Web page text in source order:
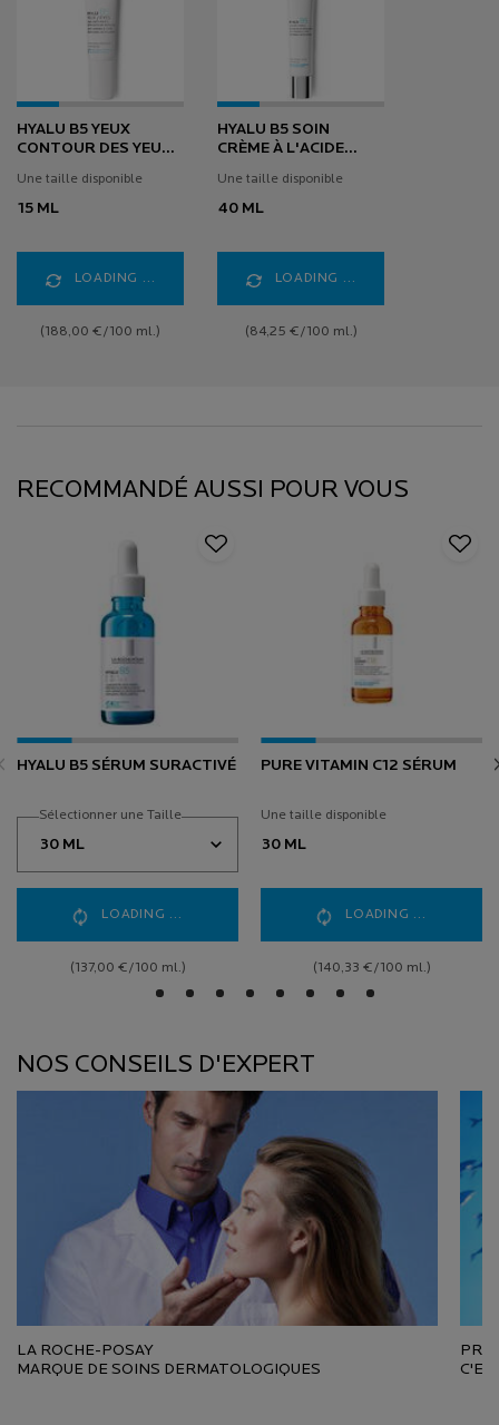
HYALU B5 YEUX
CONTOUR DES YEUX
Une taille disponible
15 ML
LOADING ...
(188,00 €/100 ml.)
HYALU B5 SOIN
CRÈME À L'ACIDE
Une taille disponible
40 ML
LOADING ...
(84,25 €/100 ml.)
RECOMMANDÉ AUSSI POUR VOUS
HYALU B5 SÉRUM SURACTIVÉ
Sélectionner une Taille
LOADING ...
(137,00 €/100 ml.)
PURE VITAMIN C12 SÉRUM
Une taille disponible
30 ML
LOADING ...
(140,33 €/100 ml.)
Nos conseils d'expert
NOS CONSEILS D'EXPERT
LA ROCHE-POSAY
MARQUE DE SOINS DERMATOLOGIQUES